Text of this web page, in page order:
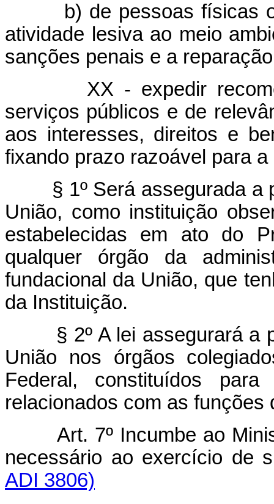
b) de pessoas físicas
atividade lesiva ao meio
sanções penais e a
XX - expedir
serviços públicos e de
aos interesses, direitos e
fixando prazo razoável para
§ 1º Será assegurada
União, como instituição
estabelecidas em ato do
qualquer órgão da
fundacional da União, que
da Instituição.
§ 2º A lei assegurará a
União nos órgãos
Federal, constituídos
relacionados com as funções
Art. 7º Incumbe ao
necessário ao exercício
ADI 3806)